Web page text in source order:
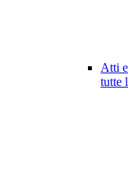
Atti
tutte